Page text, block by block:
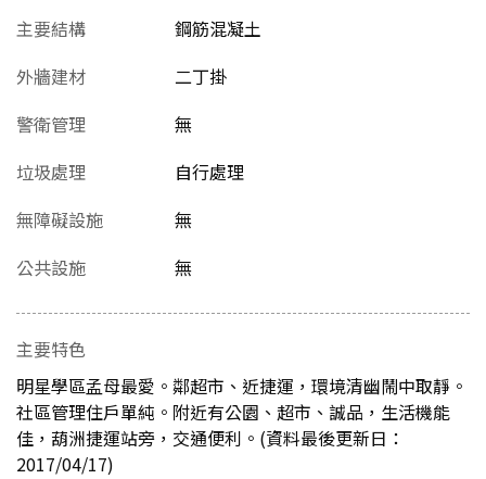
主要結構
鋼筋混凝土
外牆建材
二丁掛
警衛管理
無
垃圾處理
自行處理
無障礙設施
無
公共設施
無
主要特色
明星學區孟母最愛。鄰超市、近捷運，環境清幽鬧中取靜。
社區管理住戶單純。附近有公園、超市、誠品，生活機能
佳，葫洲捷運站旁，交通便利。(資料最後更新日：
2017/04/17)